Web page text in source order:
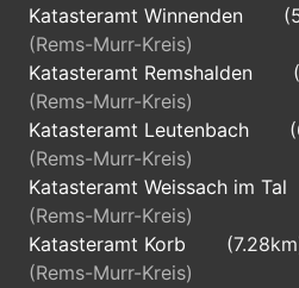
Katasteramt Winnenden
(Rems-Murr-Kreis)
Katasteramt Remshalden
(Rems-Murr-Kreis)
Katasteramt Leutenbach
(Rems-Murr-Kreis)
Katasteramt Weissach im Tal
(Rems-Murr-Kreis)
Katasteramt Korb
(Rems-Murr-Kreis)